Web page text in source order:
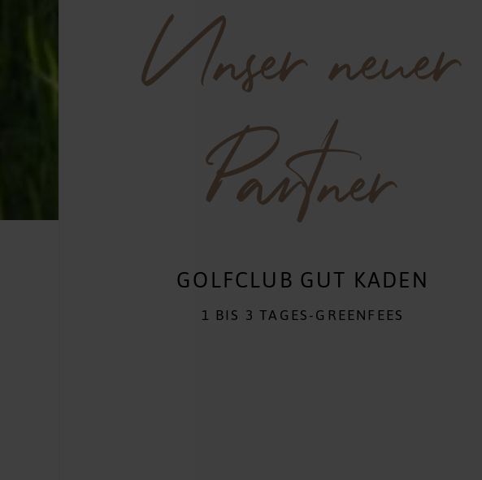
Unser neuer
Partner
GOLFCLUB GUT KADEN
1 BIS 3 TAGES-GREENFEES